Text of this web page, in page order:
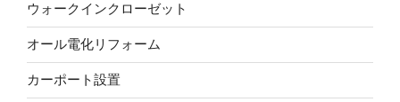
ウォークインクローゼット
オール電化リフォーム
カーポート設置